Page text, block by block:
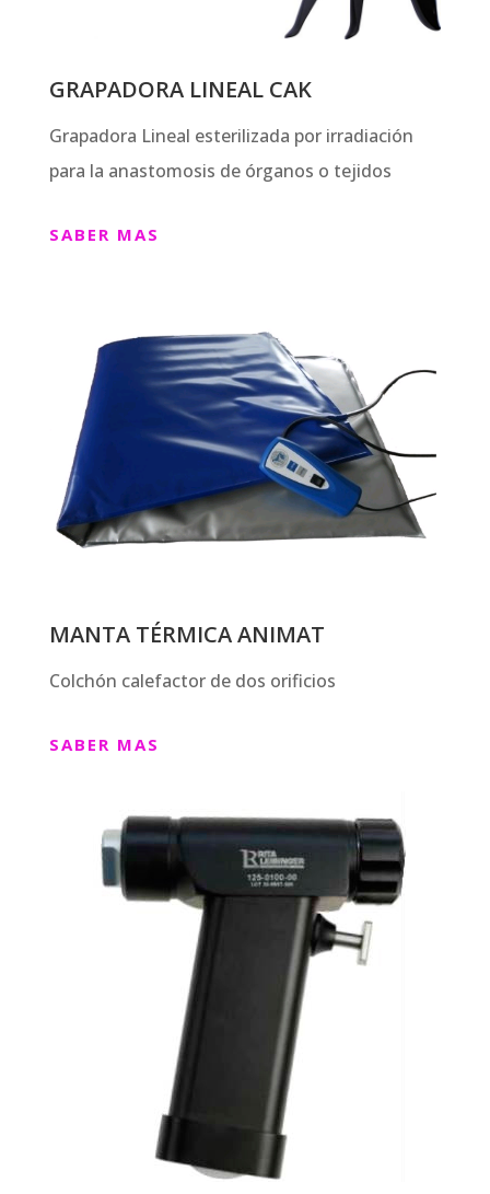
GRAPADORA LINEAL CAK
Grapadora Lineal esterilizada por irradiación
para la anastomosis de órganos o tejidos
SABER MAS
MANTA TÉRMICA ANIMAT
Colchón calefactor de dos orificios
SABER MAS